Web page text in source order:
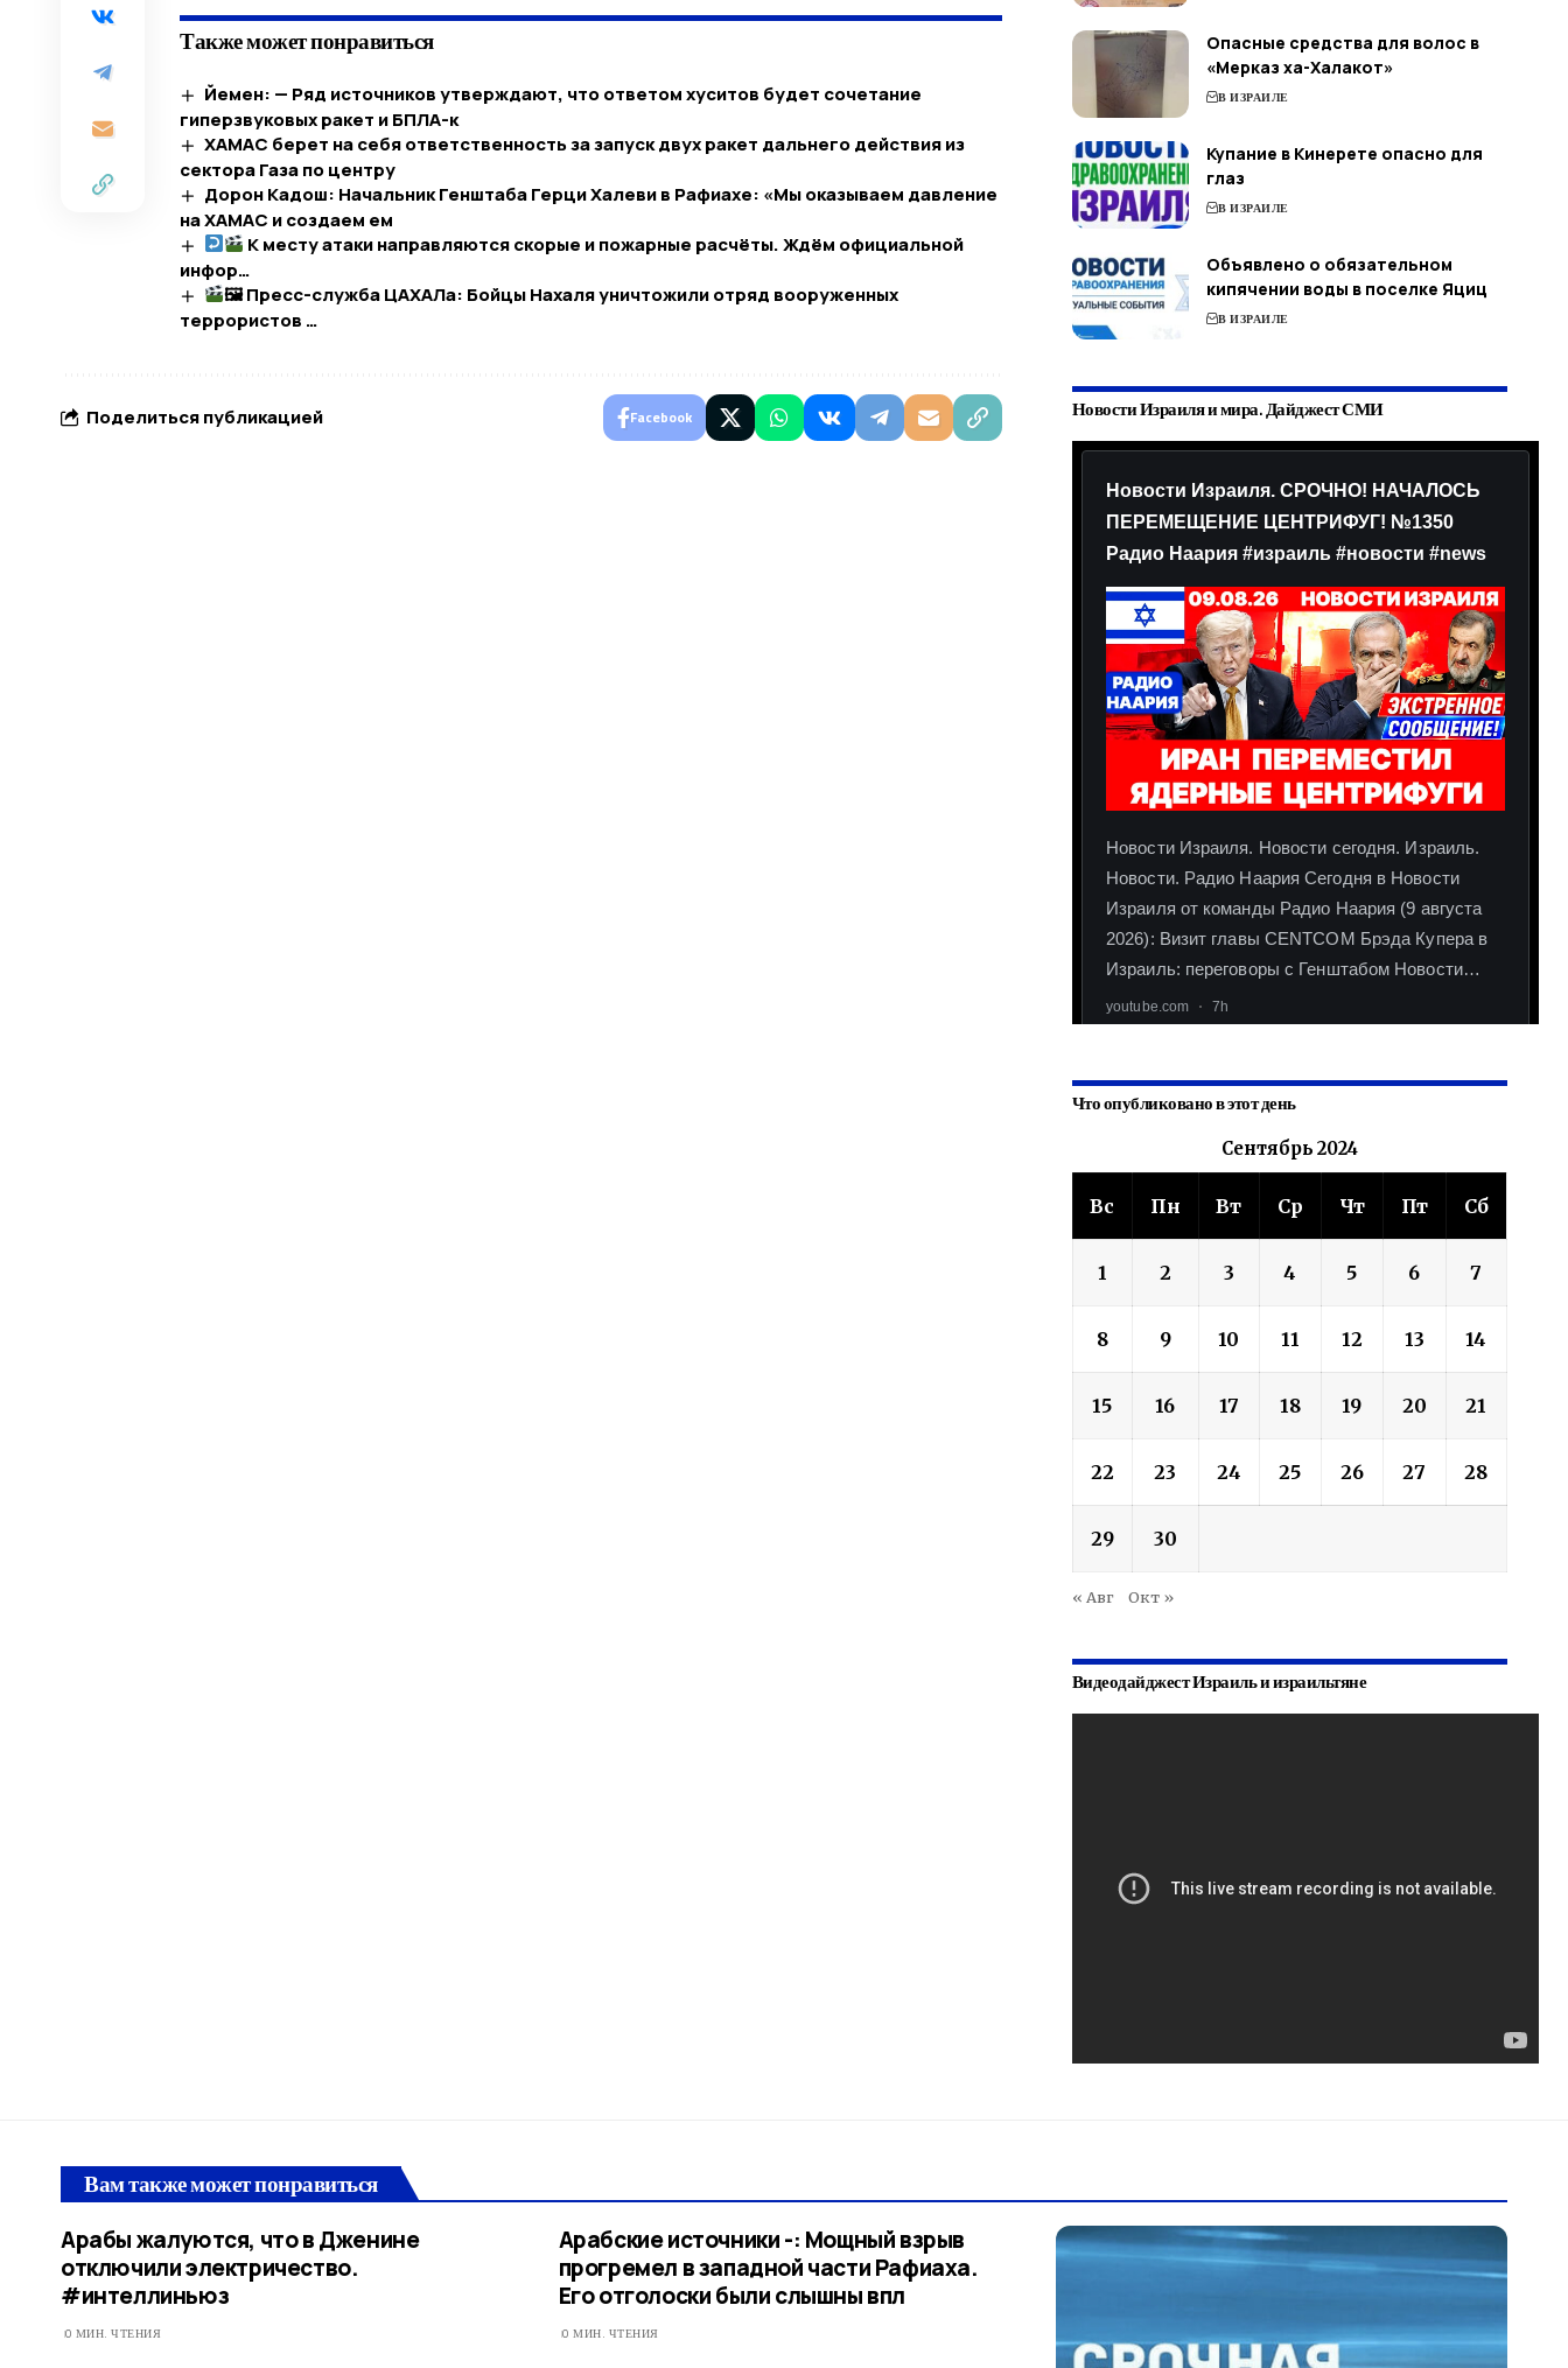
Также может понравиться
Йемен: — Ряд источников утверждают, что ответом хуситов будет сочетание
гиперзвуковых ракет и БПЛА-к
ХАМАС берет на себя ответственность за запуск двух ракет дальнего действия из
сектора Газа по центру
Дорон Кадош: Начальник Генштаба Герци Халеви в Рафиахе: «Мы оказываем давление
на ХАМАС и создаем ем
К месту атаки направляются скорые и пожарные расчёты. Ждём официальной
инфор…​
🖼 Пресс-служба ЦАХАЛа: Бойцы Нахаля уничтожили отряд вооруженных
террористов …​
Поделиться публикацией Facebook
Опасные средства для волос в
«Мерказ ха-Халакот»
В ИЗРАИЛЕ
Купание в Кинерете опасно для
глаз
В ИЗРАИЛЕ
Объявлено о обязательном
кипячении воды в поселке Яциц
В ИЗРАИЛЕ
Новости Израиля и мира. Дайджест СМИ
Что опубликовано в этот день
Сентябрь 2024
Вс Пн Вт Ср Чт Пт Сб
1 2 3 4 5 6 7
8 9 10 11 12 13 14
15 16 17 18 19 20 21
22 23 24 25 26 27 28
29 30
« Авг Окт »
Видеодайджест Израиль и израильтяне
Вам также может понравиться
Арабы жалуются, что в Дженине
отключили электричество.
#интеллиньюз
0 МИН. ЧТЕНИЯ
Арабские источники -: Мощный взрыв
прогремел в западной части Рафиаха.
Его отголоски были слышны впл
0 МИН. ЧТЕНИЯ